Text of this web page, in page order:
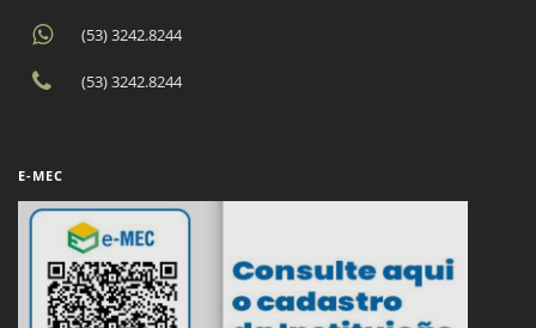
(53) 3242.8244
(53) 3242.8244
E-MEC